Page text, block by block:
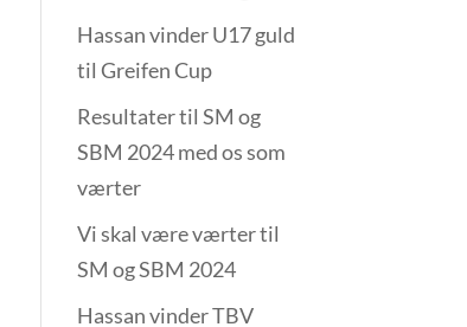
Hassan vinder U17 guld
til Greifen Cup
Resultater til SM og
SBM 2024 med os som
værter
Vi skal være værter til
SM og SBM 2024
Hassan vinder TBV